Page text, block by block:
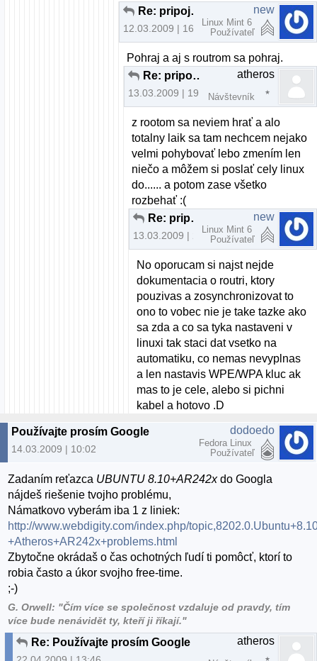
Re: pripojenie cez wifi
12.03.2009 | 16:54
new
Linux Mint 6
Používateľ
Pohraj a aj s routrom sa pohraj.
Re: pripojenie cez wifi
13.03.2009 | 19:58
atheros
Návštevník
z rootom sa neviem hrať a alo
totalny laik sa tam nechcem nejako
velmi pohybovať lebo zmením len
niečo a môžem si poslať cely linux
do...... a potom zase všetko
rozbehať :(
Re: pripojenie cez wifi
13.03.2009 | 22:23
new
Linux Mint 6
Používateľ
No oporucam si najst nejde
dokumentacia o routri, ktory
pouzivas a zosynchronizovat to
ono to vobec nie je take tazke ako
sa zda a co sa tyka nastaveni v
linuxi tak staci dat vsetko na
automatiku, co nemas nevyplnas
a len nastavis WPE/WPA kluc ak
mas to je cele, alebo si pichni
kabel a hotovo .D
Používajte prosím Google
14.03.2009 | 10:02
dodoedo
Fedora Linux
Používateľ
Zadaním reťazca UBUNTU 8.10+AR242xdo Googla
nájdeš riešenie tvojho problému,
Námatkovo vyberám iba 1 z liniek:
http://www.webdigity.com/index.php/
+Atheros+AR242x+problems.html
Zbytočne okrádaš o čas ochotných ľudí ti pomôcť, ktorí to
robia často a úkor svojho free-time.
;-)
G. Orwell: "Čím více se společnost vzdaluje od pravdy, tím
více bude nenávidět ty, kteří ji říkají."
Re: Používajte prosím Google atheros